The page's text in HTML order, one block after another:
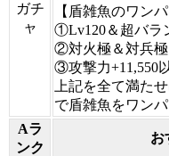
ガチ
ャ
【盾雑魚のワン
①Lv120＆超バラ
②対火極＆対兵極
③攻撃力+11,550
上記を全て満た
で盾雑魚をワンパ
Aラ
ンク
お